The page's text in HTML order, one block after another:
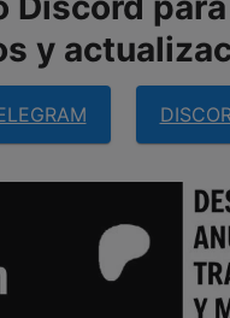
y